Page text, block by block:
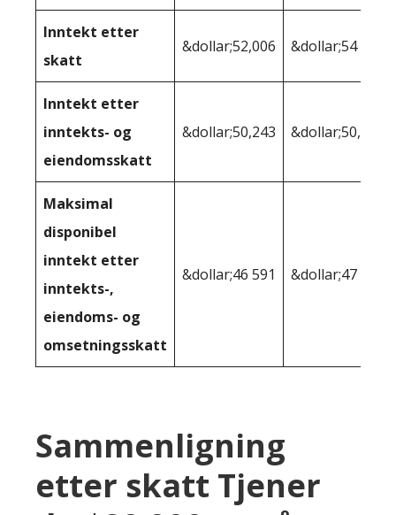
Inntekt etter
skatt
&dollar;52,006 &dollar;54 032
Inntekt etter
inntekts- og
eiendomsskatt
&dollar;50,243 &dollar;50,975
Maksimal
disponibel
inntekt etter
inntekts-,
eiendoms- og
omsetningsskatt
&dollar;46 591 &dollar;47 909
Sammenligning
etter skatt Tjener